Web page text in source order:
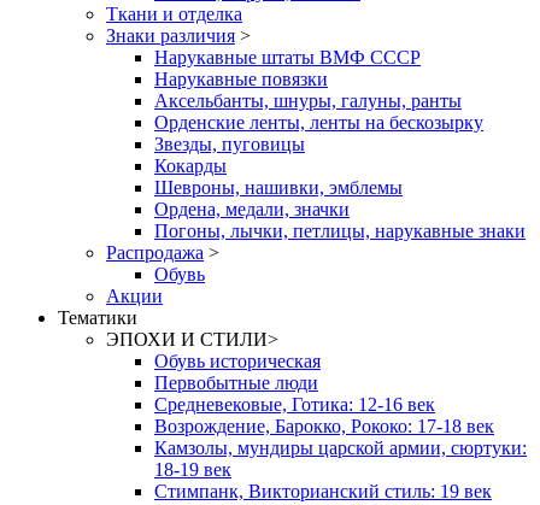
Ткани и отделка
Знаки различия >
Нарукавные штаты ВМФ СССР
Нарукавные повязки
Аксельбанты, шнуры, галуны, ранты
Орденские ленты, ленты на бескозырку
Звезды, пуговицы
Кокарды
Шевроны, нашивки, эмблемы
Ордена, медали, значки
Погоны, лычки, петлицы, нарукавные знаки
Распродажа >
Обувь
Акции
Тематики
ЭПОХИ И СТИЛИ>
Обувь историческая
Первобытные люди
Средневековые, Готика: 12-16 век
Возрождение, Барокко, Рококо: 17-18 век
Камзолы, мундиры царской армии, сюртуки:
18-19 век
Стимпанк, Викторианский стиль: 19 век